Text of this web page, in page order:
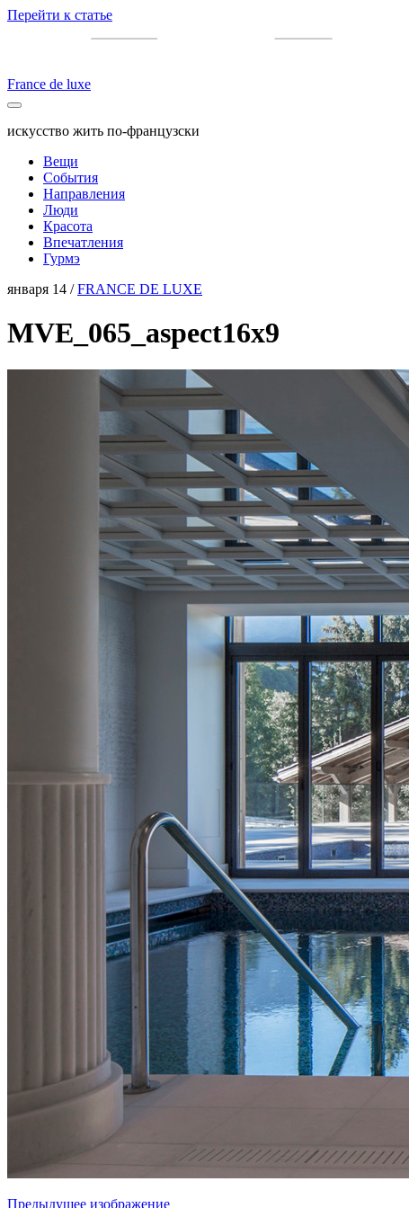
Перейти к статье
France de luxe
искусство жить по-французски
Вещи
События
Направления
Люди
Красота
Впечатления
Гурмэ
января 14 /FRANCE DE LUXE
MVE_065_aspect16x9
Предыдущее изображение